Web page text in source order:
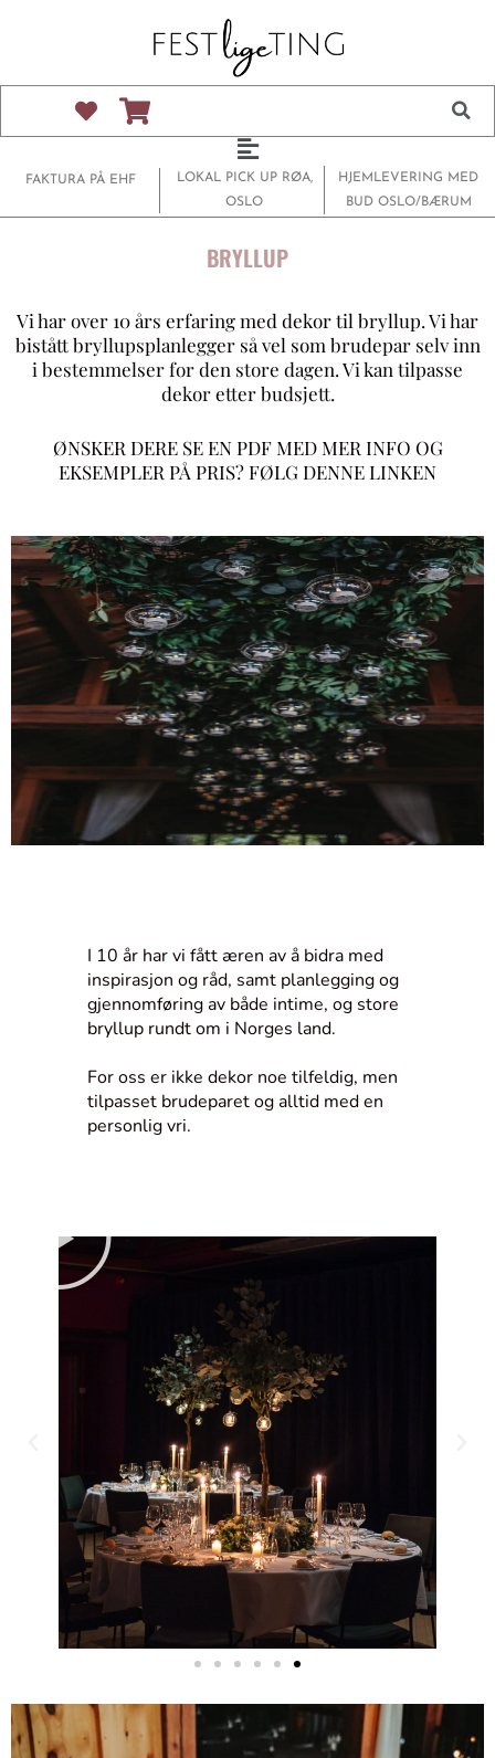
innholdet
Main
Menu
FAKTURA PÅ EHF
LOKAL PICK UP RØA,
OSLO
HJEMLEVERING MED
BUD OSLO/BÆRUM
BRYLLUP
Vi har over 10 års erfaring med dekor til bryllup. Vi har
bistått bryllupsplanlegger så vel som brudepar selv inn
i bestemmelser for den store dagen. Vi kan tilpasse
dekor etter budsjett.
ØNSKER DERE SE EN PDF MED MER INFO OG
EKSEMPLER PÅ PRIS? FØLG DENNE LINKEN
I 10 år har vi fått æren av å bidra med
inspirasjon og råd, samt planlegging og
gjennomføring av både intime, og store
bryllup rundt om i Norges land.
For oss er ikke dekor noe tilfeldig, men
tilpasset brudeparet og alltid med en
personlig vri.
a
a